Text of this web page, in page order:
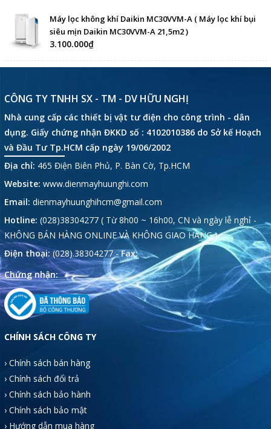
Máy lọc không khí Daikin MC30VVM-A ( Máy lọc khí bụi
siêu mịn Daikin MC30VVM-A 21,5m2 )
3.100.000₫
CÔNG TY TNHH SX - TM - DV HỮU NGHỊ
Nhà cung cấp các thiết bị vật tư điện cho công trình - dân
dụng. Giấy chứng nhận ĐKKD số : 4102010386 do Sở kế Hoạch
và Đầu Tư Tp.HCM cấp ngày 19/06/2002
Địa chỉ: 465 Điện Biên Phủ, P. Bàn Cờ, Tp.HCM
Website: www.dienmayhuunghi.com
Email: dienmayhuunghihcm@gmail.com
Hotline: (028)38304277 ( Từ 8h00 ~ 16h00, CN và ngày lễ nghỉ -
KHÔNG BÁN HÀNG ONLINE VÀ KHÔNG GIAO HÀNG )
Điện thoại:(028).38304277 -Fax:
Chứng nhận:
CHÍNH SÁCH CÔNG TY
› Chính sách bán hàng
› Chính sách đổi trả
› Chính sách bảo hành
› Chính sách bảo mật
› Hướng dẫn mua hàng